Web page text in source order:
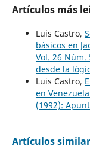
Artículos más
Luis Castro,
básicos en
Vol. 26 Núm.
desde la
Luis Castro,
en Venezuela
(1992):
Artículos